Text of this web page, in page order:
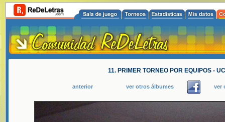
11. PRIMER TORNEO POR EQUIPOS -
anterior ver otros álbumes ver